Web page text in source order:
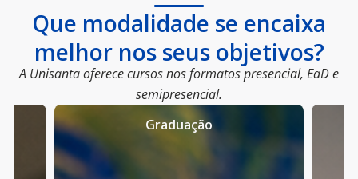
Que modalidade se encaixa
melhor nos seus objetivos?
A Unisanta oferece cursos nos formatos presencial, EaD e
semipresencial.
Graduação